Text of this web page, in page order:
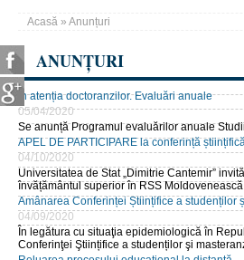
Eşti aici
Acasă » Anunțuri
ANUNȚURI
În atenția doctoranzilor. Evaluări anuale
05/04/2020
Se anunță Programul evaluărilor anuale
APEL DE PARTICIPARE la conferință
04/10/2020
Universitatea de Stat „Dimitrie Cantemir”
învățământul superior în RSS
Amânarea Conferinței Științifice a studenților
04/09/2020
În legătura cu situaţia epidemiologică în
Conferinţei Ştiințifice a studenților şi